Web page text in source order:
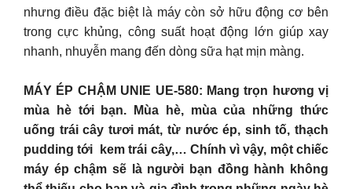
nhưng điều đặc biệt là máy còn sở hữu động cơ bên
trong cực khủng, công suất hoạt động lớn giúp xay
nhanh, nhuyễn mang đến dòng sữa hạt mịn màng.
MÁY ÉP CHẬM UNIE UE-580: Mang trọn hương vị
mùa hè tới bạn. Mùa hè, mùa của những thức
uống trái cây tươi mát, từ nước ép, sinh tố, thạch
pudding tới kem trái cây,… Chính vì vậy, một chiếc
máy ép chậm sẽ là người bạn đồng hành không